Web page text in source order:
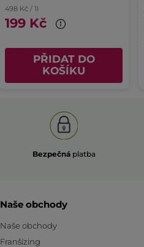
498 Kč / 1l
199 Kč
PŘIDAT DO
KOŠÍKU
Bezpečná platba
Naše obchody
Naše obchody
Franšízing